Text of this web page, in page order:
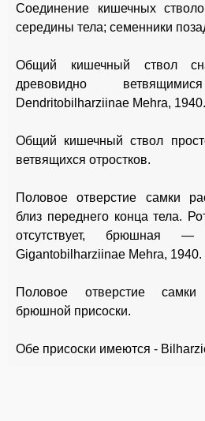
Соединение кишечных
середины тела; семенники
Общий кишечный ствол
древовидно
Dendritobilharziinae Mehra, 1940.
Общий кишечный ствол
ветвящихся отростков.
Половое отверстие самки
близ переднего конца тела.
отсутствует, брюшная
Gigantobilharziinae Mehra, 1940.
Половое отверстие самки
брюшной присоски.
Обе присоски имеются -